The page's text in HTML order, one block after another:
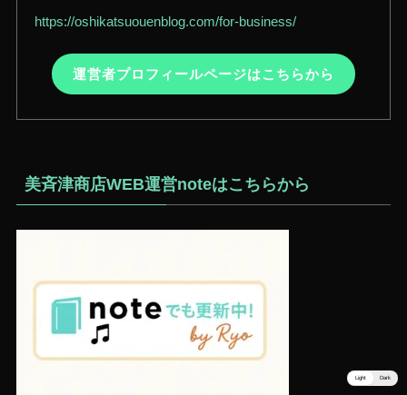
https://oshikatsuouenblog.com/for-business/
運営者プロフィールページはこちらから
美斉津商店WEB運営noteはこちらから
Light Dark